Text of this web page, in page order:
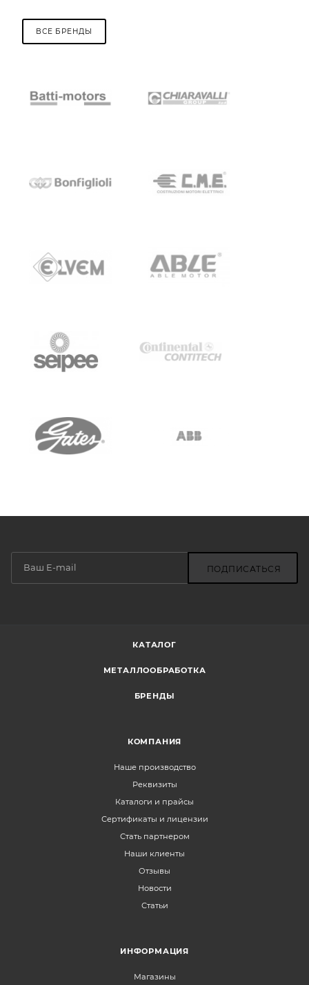
ВСЕ БРЕНДЫ
ПОДПИСАТЬСЯ
КАТАЛОГ
МЕТАЛЛООБРАБОТКА
БРЕНДЫ
КОМПАНИЯ
Наше производство
Реквизиты
Каталоги и прайсы
Сертификаты и лицензии
Стать партнером
Наши клиенты
Отзывы
Новости
Статьи
ИНФОРМАЦИЯ
Магазины